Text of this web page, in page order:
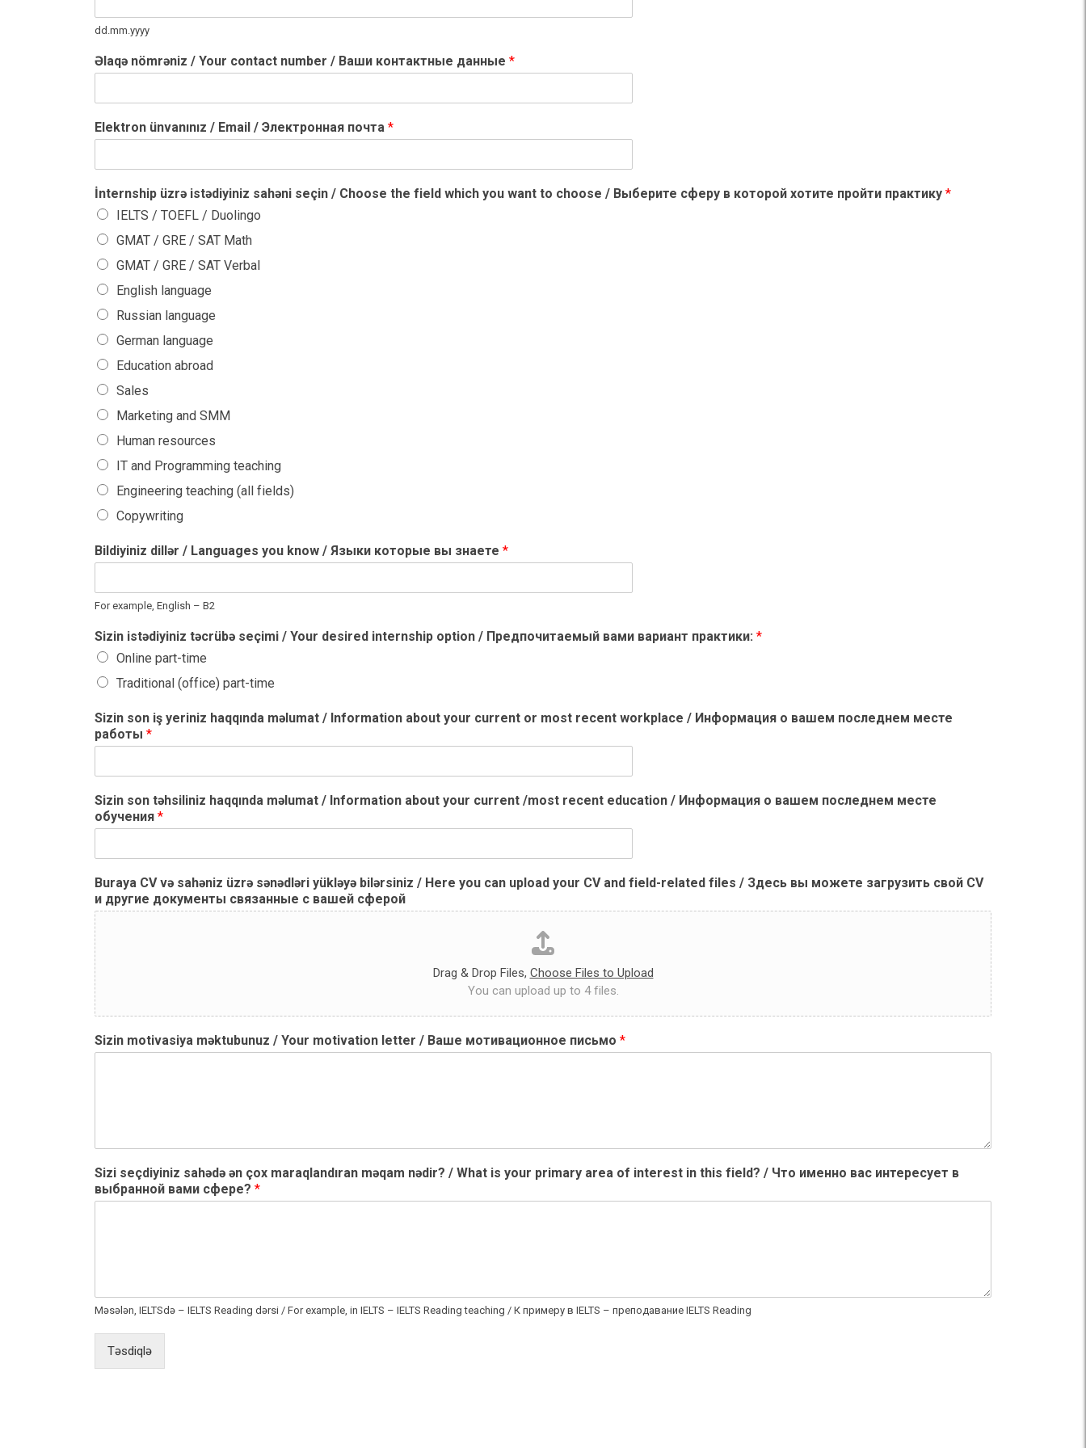
dd.mm.yyyy
Əlaqə nömrəniz / Your contact number / Ваши контактные данные *
Elektron ünvanınız / Email / Электронная почта *
İnternship üzrə istədiyiniz sahəni seçin / Choose the field which you want to choose / Выберите сферу в которой хотите пройти практику *
IELTS / TOEFL / Duolingo
GMAT / GRE / SAT Math
GMAT / GRE / SAT Verbal
English language
Russian language
German language
Education abroad
Sales
Marketing and SMM
Human resources
IT and Programming teaching
Engineering teaching (all fields)
Copywriting
Bildiyiniz dillər / Languages you know / Языки которые вы знаете *
For example, English – B2
Sizin istədiyiniz təcrübə seçimi / Your desired internship option / Предпочитаемый вами вариант практики: *
Online part-time
Traditional (office) part-time
Sizin son iş yeriniz haqqında məlumat / Information about your current or most recent workplace / Информация о вашем последнем месте
работы *
Sizin son təhsiliniz haqqında məlumat / Information about your current /most recent education / Информация о вашем последнем месте
обучения *
Buraya CV və sahəniz üzrə sənədləri yükləyə bilərsiniz / Here you can upload your CV and field-related files / Здесь вы можете загрузить свой СV
и другие документы связанные с вашей сферой
Drag & Drop Files, Choose Files to Upload
You can upload up to 4 files.
Sizin motivasiya məktubunuz / Your motivation letter / Ваше мотивационное письмо *
Sizi seçdiyiniz sahədə ən çox maraqlandıran məqam nədir? / What is your primary area of interest in this field? / Что именно вас интересует в
выбранной вами сфере? *
Məsələn, IELTSdə – IELTS Reading dərsi / For example, in IELTS – IELTS Reading teaching / К примеру в IELTS – преподавание IELTS Reading
Təsdiqlə